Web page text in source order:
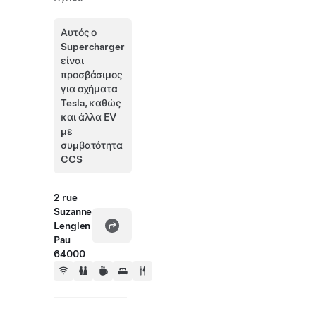
Αυτός ο
Supercharger
είναι
προσβάσιμος
για οχήματα
Tesla, καθώς
και άλλα EV
με
συμβατότητα
CCS
2 rue
Suzanne
Lenglen
Pau
64000